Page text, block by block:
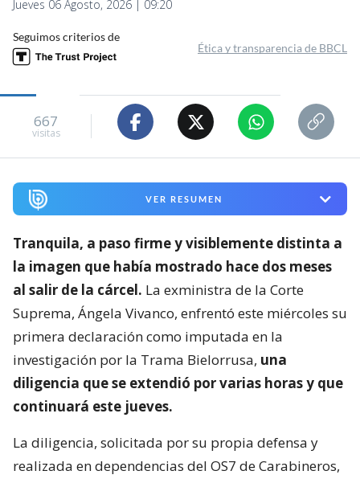
Jueves 06 Agosto, 2026 | 09:20
Seguimos criterios de
Ética y transparencia de BBCL
667
visitas
VER RESUMEN
Tranquila, a paso firme y visiblemente distinta a
la imagen que había mostrado hace dos meses
al salir de la cárcel. La exministra de la Corte
Suprema, Ángela Vivanco, enfrentó este miércoles su
primera declaración como imputada en la
investigación por la Trama Bielorrusa, una
diligencia que se extendió por varias horas y que
continuará este jueves.
La diligencia, solicitada por su propia defensa y
realizada en dependencias del OS7 de Carabineros,